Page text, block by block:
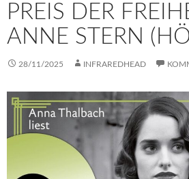
PREIS DER
ANNE STERN
28/11/2025 INFRAREDHEAD